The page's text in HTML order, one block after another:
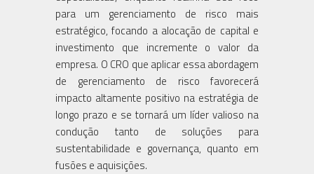
para um gerenciamento de risco mais
estratégico, focando a alocação de capital e
investimento que incremente o valor da
empresa. O CRO que aplicar essa abordagem
de gerenciamento de risco favorecerá
impacto altamente positivo na estratégia de
longo prazo e se tornará um líder valioso na
condução tanto de soluções para
sustentabilidade e governança, quanto em
fusões e aquisições.